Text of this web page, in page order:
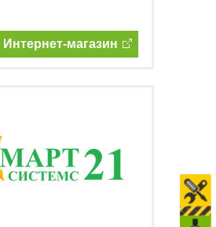
Интернет-магазин